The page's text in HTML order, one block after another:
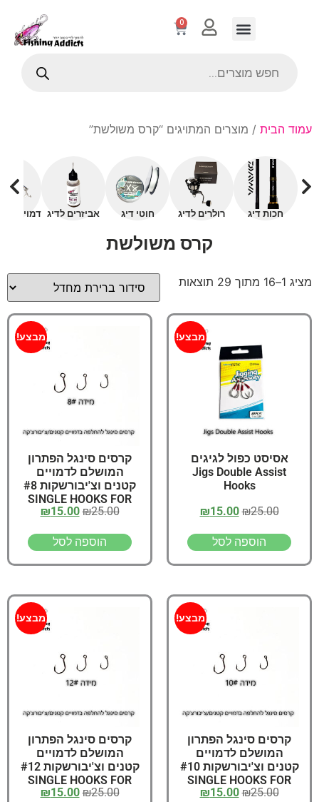
0
עמוד הבית / מוצרים המתויגים “קרס משולשת”
חכות דיג רולרים לדיג חוטי דיג אביזרים לדיג דמויים
קרס משולשת
מציג 1–16 מתוך 29 תוצאות
מבצע!
אסיסט כפול לגיגים
Jigs Double Assist
Hooks
₪25.00
₪15.00
הוספה לסל
מבצע!
קרסים סינגל הפתרון
המושלם לדמויים
קטנים וצ'יבורשקות #8
SINGLE HOOKS FOR
LURES Size
₪25.00
₪15.00
הוספה לסל
מבצע!
קרסים סינגל הפתרון
המושלם לדמויים
קטנים וצ'יבורשקות #10
SINGLE HOOKS FOR
LURES Size
₪25.00
₪15.00
מבצע!
קרסים סינגל הפתרון
המושלם לדמויים
קטנים וצ'יבורשקות #12
SINGLE HOOKS FOR
LURES Size
₪25.00
₪15.00